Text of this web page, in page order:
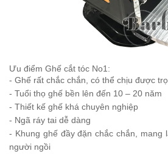
Ưu điểm Ghế cắt tóc No1:
- Ghế rất chắc chắn, có thể chịu được
- Tuổi thọ ghế bền lên đến 10 – 20 năm
- Thiết kế ghế khá chuyên nghiệp
- Ngã ráy tai dễ dàng
- Khung ghế đầy đặn chắc chắn, mang
người ngồi